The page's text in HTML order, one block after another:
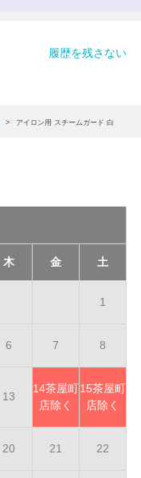
履歴を残さない
> アイロン用 スチームガード 白
木 金 土
1
6 7 8
13
14茶屋町
店除く
15茶屋町
店除く
20 21 22